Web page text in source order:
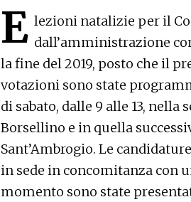
E lezioni natalizie per il
dall’amministrazione
la fine del 2019, posto che il
votazioni sono state
di sabato, dalle 9 alle 13, nella
Borsellino e in quella
Sant’Ambrogio. Le
in sede in concomitanza con
momento sono state